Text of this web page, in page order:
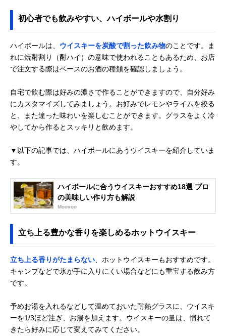
初心者でも飲みやすい、ハイボールや水割り
ハイボールは、 ウイスキーを炭酸で割った飲み物のことです。ま
れに焼酎割り（酎ハイ）の意味で使われることもあるため、お店
で注文する際はベースのお酒の種類を確認しましょう。
自宅で飲む際は好みの濃さで作ることができますので、自分好み
にカスタマイズしてみましょう。お好みでレモンやライムを絞る
と、また違った味わいを楽しむことができます。グラスをよく冷
やしてから作るとスッキリと飲めます。
▼以下の記事では、ハイボールにあうウイスキーを紹介していま
す。
ハイボールに合うウイスキーおすすめ18選 プロ
の美味しい作り方も解説
Moovoo
立ち上る豊かな香りを楽しめるホットウイスキー
立ち上る香りがたまらない 、ホットウイスキーもおすすめです。
キャンプなどで氷が手に入りにくい場合などにも重宝する飲み方
です。
予めお湯を入れるなどして温めておいた耐熱グラスに、ウイスキ
ーを1/3ほど注ぎ、お湯を加えます。ウイスキーの量は、慣れて
きたら好みに応じて変えてみてください。